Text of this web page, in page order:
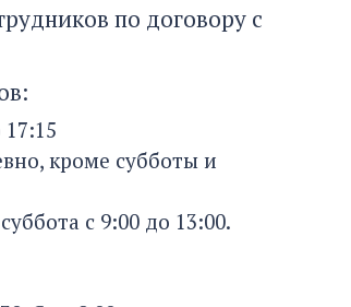
по договору с
кроме субботы и
с 9:00 до 13:00.